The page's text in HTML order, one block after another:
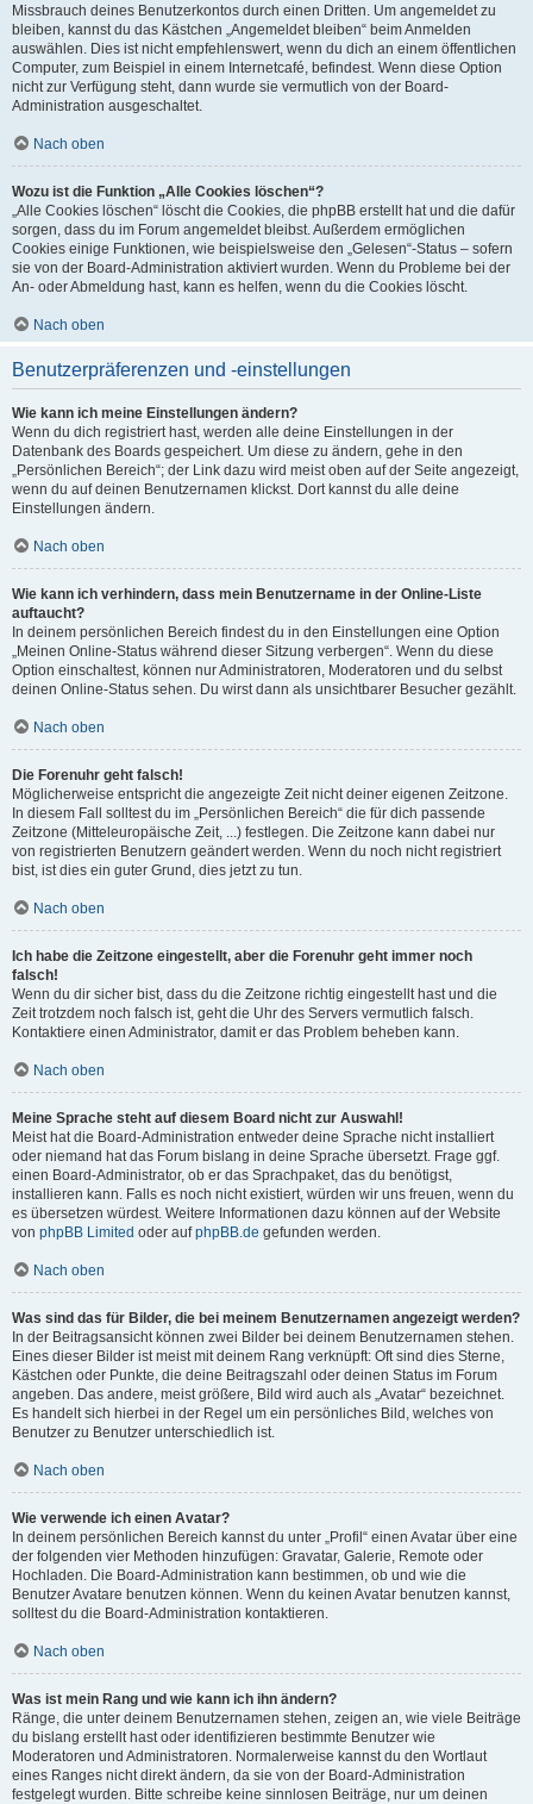
Missbrauch deines Benutzerkontos durch einen Dritten. Um angemeldet zu
bleiben, kannst du das Kästchen „Angemeldet bleiben“ beim Anmelden
auswählen. Dies ist nicht empfehlenswert, wenn du dich an einem öffentlichen
Computer, zum Beispiel in einem Internetcafé, befindest. Wenn diese Option
nicht zur Verfügung steht, dann wurde sie vermutlich von der Board-
Administration ausgeschaltet.
Nach oben
Wozu ist die Funktion „Alle Cookies löschen“?
„Alle Cookies löschen“ löscht die Cookies, die phpBB erstellt hat und die dafür
sorgen, dass du im Forum angemeldet bleibst. Außerdem ermöglichen
Cookies einige Funktionen, wie beispielsweise den „Gelesen“-Status – sofern
sie von der Board-Administration aktiviert wurden. Wenn du Probleme bei der
An- oder Abmeldung hast, kann es helfen, wenn du die Cookies löscht.
Nach oben
Benutzerpräferenzen und -einstellungen
Wie kann ich meine Einstellungen ändern?
Wenn du dich registriert hast, werden alle deine Einstellungen in der
Datenbank des Boards gespeichert. Um diese zu ändern, gehe in den
„Persönlichen Bereich“; der Link dazu wird meist oben auf der Seite angezeigt,
wenn du auf deinen Benutzernamen klickst. Dort kannst du alle deine
Einstellungen ändern.
Nach oben
Wie kann ich verhindern, dass mein Benutzername in der Online-Liste
auftaucht?
In deinem persönlichen Bereich findest du in den Einstellungen eine Option
„Meinen Online-Status während dieser Sitzung verbergen“. Wenn du diese
Option einschaltest, können nur Administratoren, Moderatoren und du selbst
deinen Online-Status sehen. Du wirst dann als unsichtbarer Besucher gezählt.
Nach oben
Die Forenuhr geht falsch!
Möglicherweise entspricht die angezeigte Zeit nicht deiner eigenen Zeitzone.
In diesem Fall solltest du im „Persönlichen Bereich“ die für dich passende
Zeitzone (Mitteleuropäische Zeit, ...) festlegen. Die Zeitzone kann dabei nur
von registrierten Benutzern geändert werden. Wenn du noch nicht registriert
bist, ist dies ein guter Grund, dies jetzt zu tun.
Nach oben
Ich habe die Zeitzone eingestellt, aber die Forenuhr geht immer noch
falsch!
Wenn du dir sicher bist, dass du die Zeitzone richtig eingestellt hast und die
Zeit trotzdem noch falsch ist, geht die Uhr des Servers vermutlich falsch.
Kontaktiere einen Administrator, damit er das Problem beheben kann.
Nach oben
Meine Sprache steht auf diesem Board nicht zur Auswahl!
Meist hat die Board-Administration entweder deine Sprache nicht installiert
oder niemand hat das Forum bislang in deine Sprache übersetzt. Frage ggf.
einen Board-Administrator, ob er das Sprachpaket, das du benötigst,
installieren kann. Falls es noch nicht existiert, würden wir uns freuen, wenn du
es übersetzen würdest. Weitere Informationen dazu können auf der Website
von phpBB Limited oder aufphpBB.de gefunden werden.
Nach oben
Was sind das für Bilder, die bei meinem Benutzernamen angezeigt werden?
In der Beitragsansicht können zwei Bilder bei deinem Benutzernamen stehen.
Eines dieser Bilder ist meist mit deinem Rang verknüpft: Oft sind dies Sterne,
Kästchen oder Punkte, die deine Beitragszahl oder deinen Status im Forum
angeben. Das andere, meist größere, Bild wird auch als „Avatar“ bezeichnet.
Es handelt sich hierbei in der Regel um ein persönliches Bild, welches von
Benutzer zu Benutzer unterschiedlich ist.
Nach oben
Wie verwende ich einen Avatar?
In deinem persönlichen Bereich kannst du unter „Profil“ einen Avatar über eine
der folgenden vier Methoden hinzufügen: Gravatar, Galerie, Remote oder
Hochladen. Die Board-Administration kann bestimmen, ob und wie die
Benutzer Avatare benutzen können. Wenn du keinen Avatar benutzen kannst,
solltest du die Board-Administration kontaktieren.
Nach oben
Was ist mein Rang und wie kann ich ihn ändern?
Ränge, die unter deinem Benutzernamen stehen, zeigen an, wie viele Beiträge
du bislang erstellt hast oder identifizieren bestimmte Benutzer wie
Moderatoren und Administratoren. Normalerweise kannst du den Wortlaut
eines Ranges nicht direkt ändern, da sie von der Board-Administration
festgelegt wurden. Bitte schreibe keine sinnlosen Beiträge, nur um deinen